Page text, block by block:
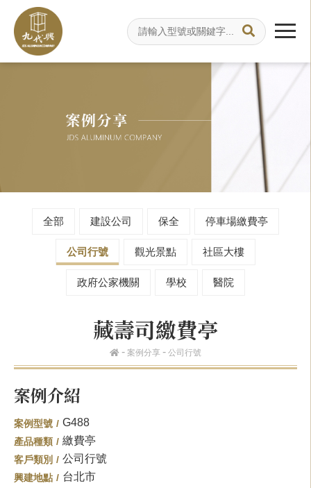
全部 建設公司 保全 停車場繳費亭
公司行號 觀光景點 社區大樓
政府公家機關 學校 醫院
藏壽司繳費亭
案例分享 公司行號
案例介紹
案例型號 G488
產品種類 繳費亭
客戶類別 公司行號
興建地點 台北市